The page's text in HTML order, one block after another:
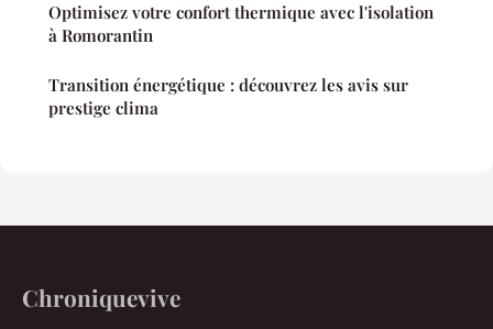
Optimisez votre confort thermique avec l'isolation
à Romorantin
Transition énergétique : découvrez les avis sur
prestige clima
Chroniquevive